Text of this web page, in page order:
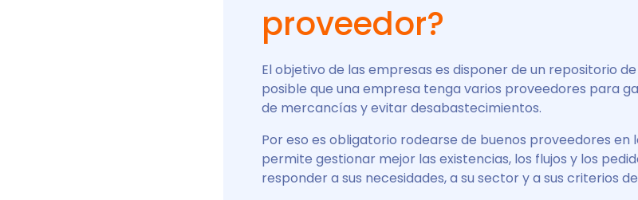
proveedor?
El objetivo de las empresas es disponer de un repositorio
posible que una empresa tenga varios proveedores para
de mercancías y evitar desabastecimientos.
Por eso es obligatorio rodearse de buenos proveedores en
permite gestionar mejor las existencias, los flujos y los
responder a sus necesidades, a su sector y a sus criterios